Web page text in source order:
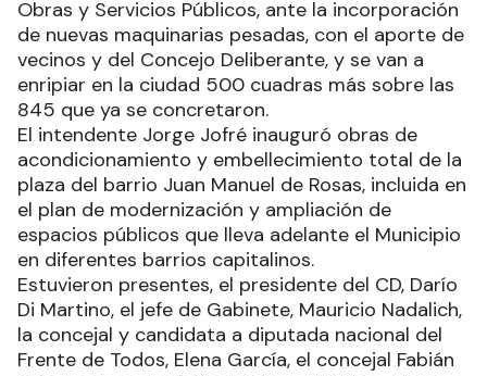
Obras y Servicios Públicos, ante la incorporación
de nuevas maquinarias pesadas, con el aporte de
vecinos y del Concejo Deliberante, y se van a
enripiar en la ciudad 500 cuadras más sobre las
845 que ya se concretaron.
El intendente Jorge Jofré inauguró obras de
acondicionamiento y embellecimiento total de la
plaza del barrio Juan Manuel de Rosas, incluida en
el plan de modernización y ampliación de
espacios públicos que lleva adelante el Municipio
en diferentes barrios capitalinos.
Estuvieron presentes, el presidente del CD, Darío
Di Martino, el jefe de Gabinete, Mauricio Nadalich,
la concejal y candidata a diputada nacional del
Frente de Todos, Elena García, el concejal Fabián